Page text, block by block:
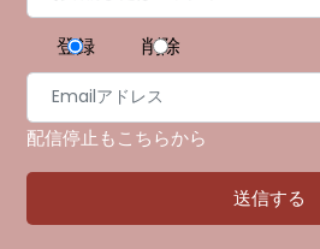
登録 削除
配信停止もこちらから